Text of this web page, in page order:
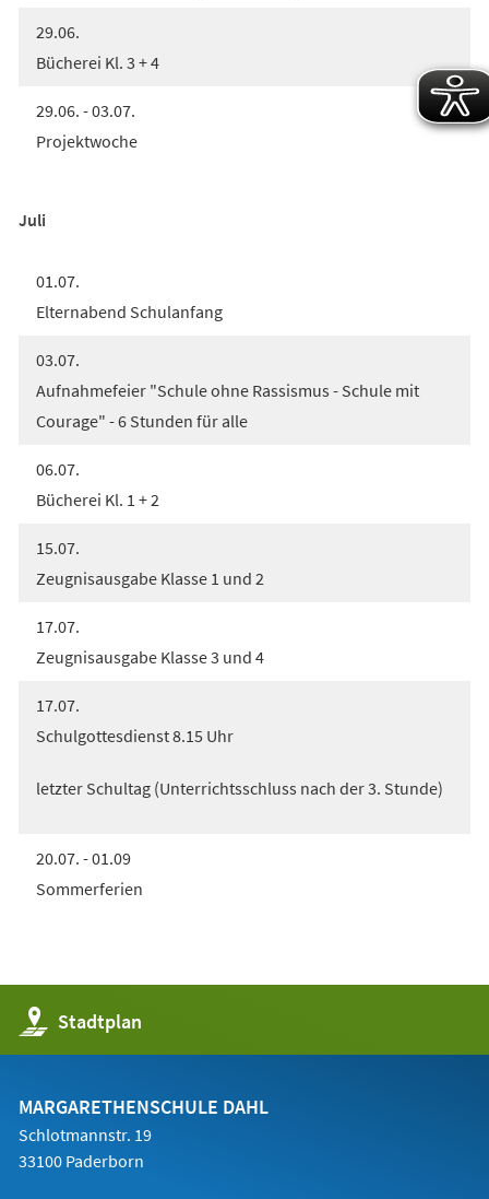
29.06.
Bücherei Kl. 3 + 4
29.06. - 03.07.
Projektwoche
Juli
01.07.
Elternabend Schulanfang
03.07.
Aufnahmefeier "Schule ohne Rassismus - Schule mit
Courage" - 6 Stunden für alle
06.07.
Bücherei Kl. 1 + 2
15.07.
Zeugnisausgabe Klasse 1 und 2
17.07.
Zeugnisausgabe Klasse 3 und 4
17.07.
Schulgottesdienst 8.15 Uhr
letzter Schultag (Unterrichtsschluss nach der 3. Stunde)
20.07. - 01.09
Sommerferien
Stadtplan
(Öffnet
in
einem
Tab)
MARGARETHENSCHULE DAHL
Schlotmannstr. 19
33100 Paderborn